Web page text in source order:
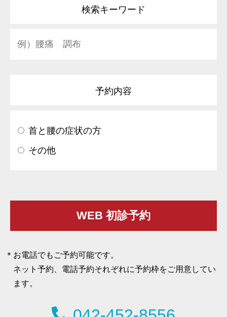
検索キーワード
予約内容
首と腰の症状の方
その他
お電話でもご予約可能です。
ネット予約、電話予約それぞれに予約枠をご用意してい
ます。